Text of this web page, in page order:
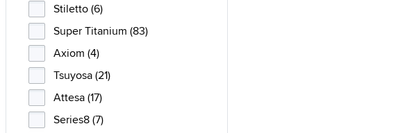
Stiletto (6)
Super Titanium (83)
Axiom (4)
Tsuyosa (21)
Attesa (17)
Series8 (7)